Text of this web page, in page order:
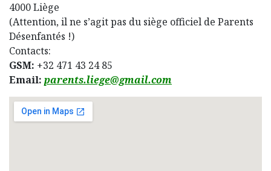
4000 Liège
(Attention, il ne s’agit pas du siège officiel de Parents
Désenfantés !)
Contacts:
GSM: +32 471 43 24 85
Email: parents.liege@gmail.com